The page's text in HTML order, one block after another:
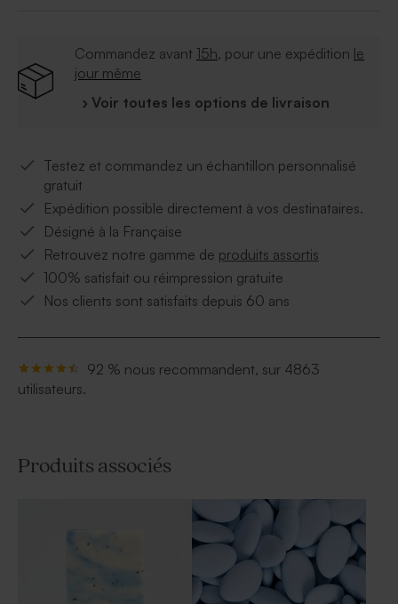
Commandez avant 15h, pour une expédition le
jour même
› Voir toutes les options de livraison
Testez et commandez un échantillon personnalisé
gratuit
Expédition possible directement à vos destinataires.
Désigné à la Française
Retrouvez notre gamme de produits assortis
100% satisfait ou réimpression gratuite
Nos clients sont satisfaits depuis 60 ans
92 % nous recommandent, sur 4863
utilisateurs.
Produits associés